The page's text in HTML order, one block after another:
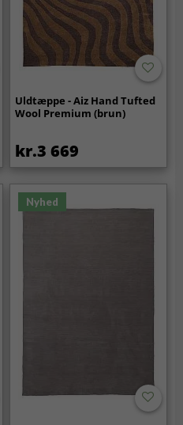
Uldtæppe - Aiz Hand Tufted
Wool Premium (brun)
kr.3 669
Nyhed